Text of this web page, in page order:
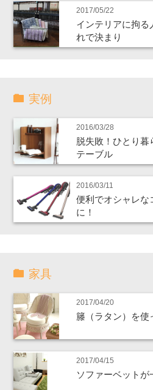
2017/05/22
インテリアに拘る
れで決まり
実例
2016/03/28
脱失敗！ひとり暮
テーブル
2016/03/11
便利でオシャレな
に！
家具
2017/04/20
籐（ラタン）を使
2017/04/15
ソファーベット